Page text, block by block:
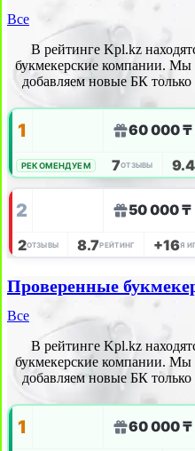
Все
В рейтинге Kpl.kz
букмекерские компании. Мы
добавляем новые БК
1 60 000 ₸
РЕКОМЕНДУЕМ 7ОТЗЫВЫ 9.4
2 50 000 ₸
2ОТЗЫВЫ 8.7РЕЙТИНГ +16Я
Проверенные
Все
В рейтинге Kpl.kz
букмекерские компании. Мы
добавляем новые БК
1 60 000 ₸